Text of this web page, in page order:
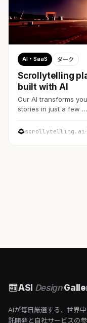
AI・SaaS ダーク
Scrollytelling
built with AI
Our AI transforms
stories in just a few …
scrollytelling.ai
ASI Design
AIが毎日厳選する、世界
託開発と自社サービスの参